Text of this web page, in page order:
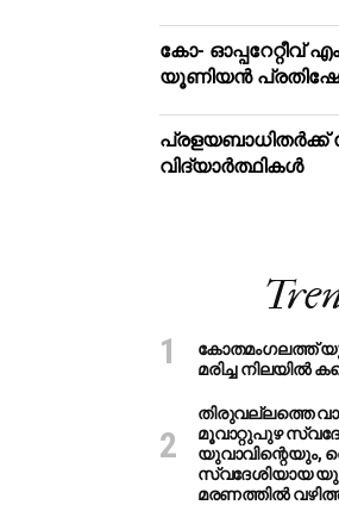
കോ- ഓപ്പറേറ്റീവ്
യൂണിയൻ
പ്രളയബാധിതർക്ക്
വിദ്യാർത്ഥികൾ
കോതമംഗലത്ത്
മരിച്ച നിലയിൽ
തിരുവല്ലത്തെ
മൂവാറ്റുപുഴ
യുവാവിന്റെയും,
സ്വദേശിയായ
മരണത്തില്‍